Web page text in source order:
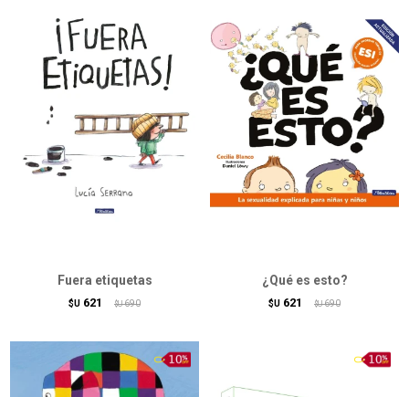
Fuera etiquetas
$U 621 $U 690
¿Qué es esto?
$U 621 $U 690